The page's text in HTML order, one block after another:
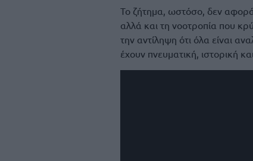
Το ζήτημα, ωστόσο, δεν
αλλά και τη νοοτροπία που
την αντίληψη ότι όλα είναι
έχουν πνευματική, ιστορική